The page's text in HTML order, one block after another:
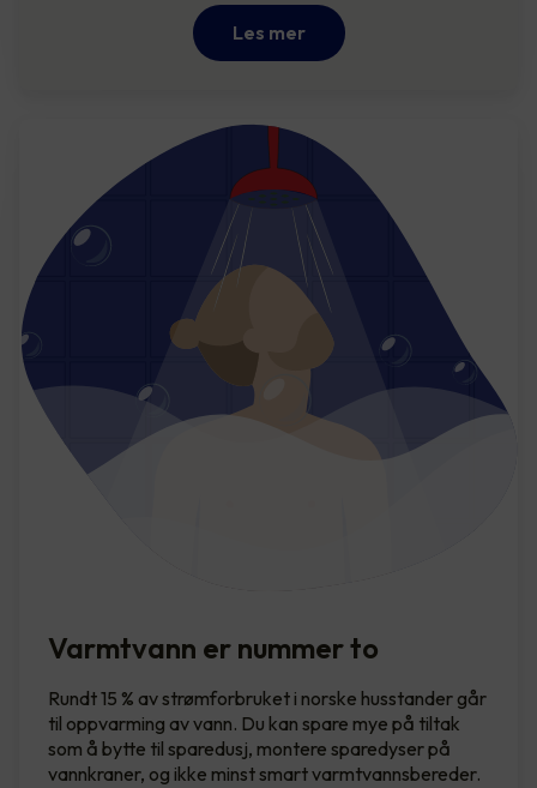
Les mer
Varmtvann er nummer to
Rundt 15 % av strømforbruket i norske husstander går
til oppvarming av vann. Du kan spare mye på tiltak
som å bytte til sparedusj, montere sparedyser på
vannkraner, og ikke minst smart varmtvannsbereder.